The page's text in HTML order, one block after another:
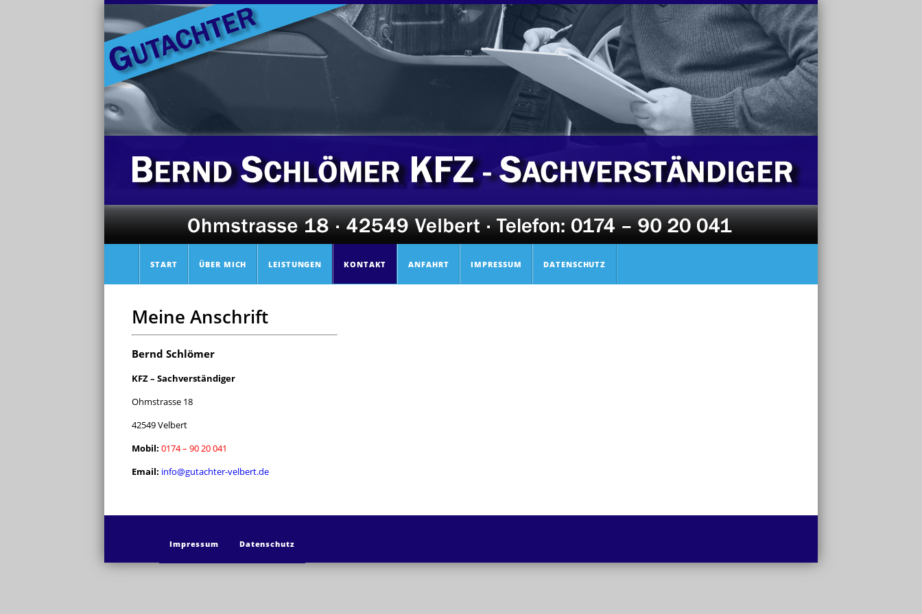
START ÜBER MICH LEISTUNGEN KONTAKT ANFAHRT IMPRESSUM DATENSCHUTZ
Meine Anschrift
Bernd Schlömer
KFZ – Sachverständiger
Ohmstrasse 18
42549 Velbert
Mobil: 0174 – 90 20 041
Email: info@gutachter-velbert.de
Impressum Datenschutz